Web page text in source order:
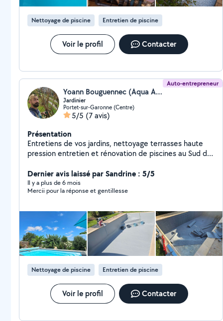
Nettoyage de piscine Entretien de piscine
Voir le profil Contacter
Auto-entrepreneur
Yoann Bouguennec (Aqua And Green Services)
Jardinier
Portet-sur-Garonne (Centre)
5/5 (7 avis)
Présentation
Entretiens de vos jardins, nettoyage terrasses haute
pression entretien et rénovation de piscines au Sud de
Dernier avis laissé par Sandrine : 5/5
Il y a plus de 6 mois
Mercii pour la réponse et gentillesse
Nettoyage de piscine Entretien de piscine
Voir le profil Contacter